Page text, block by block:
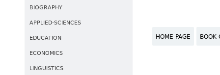
BIOGRAPHY
APPLIED-SCIENCES
EDUCATION
ECONOMICS
LINGUISTICS
HOME PAGE BOOK